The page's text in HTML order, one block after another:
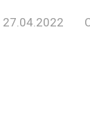
27.04.2022